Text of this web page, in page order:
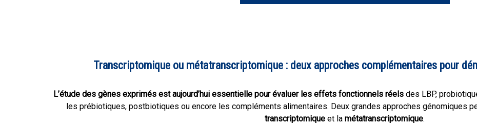
Transcriptomique ou métatranscriptomique : deux approches complémentaires pour
L’étude des gènes exprimés est aujourd’hui essentielle pour évaluer les effets fonctionnels réelsdes LBP,
les prébiotiques, postbiotiques ou encore les compléments alimentaires. Deux grandes approches génomiques
transcriptomique et la métatranscriptomique.